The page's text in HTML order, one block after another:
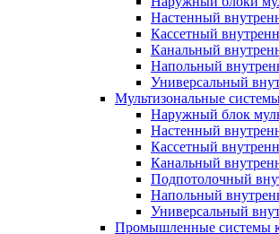
Настенный
Кассетный
Канальный
Напольный
Универсальный
Мультизональные
Наружный блок
Настенный
Кассетный
Канальный
Подпотолочный
Напольный
Универсальный
Промышленные системы